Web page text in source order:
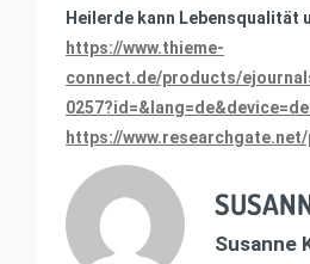
Heilerde kann Lebensqualität
https://www.thieme-
connect.de/products/
https://
Susanne